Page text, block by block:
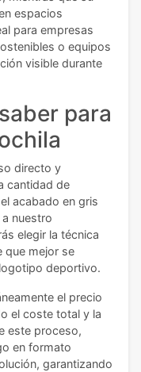
espacios
para empresas
o equipos
visible durante
para
directo y
cantidad de
acabado en gris
nuestro
elegir la técnica
que mejor se
deportivo.
el precio
el coste total y la
este proceso,
en formato
garantizando